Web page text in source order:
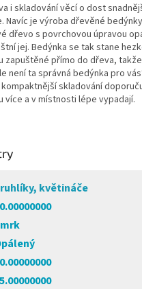
i skladování věcí o dost
Navíc je výroba dřevěné
dřevo s povrchovou úpravou
jej. Bedýnka se tak stane
přímo do dřeva,
není ta správná bedýnka pro
skladování
více a v místnosti lépe vypadají.
květináče